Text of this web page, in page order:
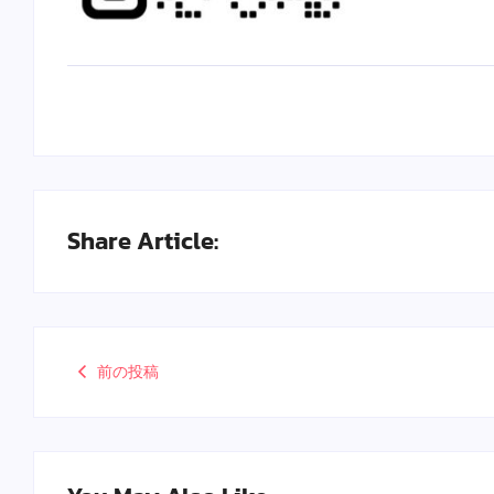
Share Article:
前の投稿